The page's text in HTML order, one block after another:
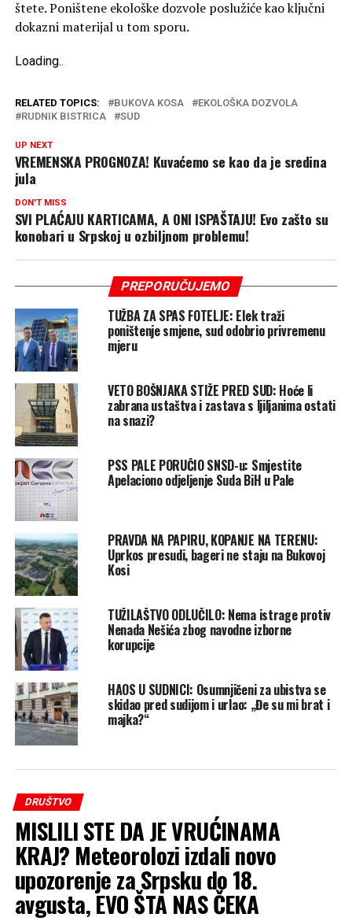
štete. Poništene ekološke dozvole poslužiće kao ključni
dokazni materijal u tom sporu.
Loading...
RELATED TOPICS: BUKOVA KOSA
EKOLOŠKA DOZVOLA
RUDNIK BISTRICA
SUD
UP NEXT
VREMENSKA PROGNOZA! Kuvaćemo se kao da je sredina
jula
DON'T MISS
SVI PLAĆAJU KARTICAMA, A ONI ISPAŠTAJU! Evo zašto su
konobari u Srpskoj u ozbiljnom problemu!
PREPORUČUJEMO
TUŽBA ZA SPAS FOTELJE: Elek traži
poništenje smjene, sud odobrio privremenu
mjeru
VETO BOŠNJAKA STIŽE PRED SUD: Hoće li
zabrana ustaštva i zastava s ljiljanima ostati
na snazi?
PSS PALE PORUČIO SNSD-u: Smjestite
Apelaciono odjeljenje Suda BiH u Pale
PRAVDA NA PAPIRU, KOPANJE NA TERENU:
Uprkos presudi, bageri ne staju na Bukovoj
Kosi
TUŽILAŠTVO ODLUČILO: Nema istrage protiv
Nenada Nešića zbog navodne izborne
korupcije
HAOS U SUDNICI: Osumnjičeni za ubistva se
skidao pred sudijom i urlao: „Đe su mi brat i
majka?“
DRUŠTVO
MISLILI STE DA JE VRUĆINAMA
KRAJ? Meteorolozi izdali novo
upozorenje za Srpsku do 18.
avgusta, EVO ŠTA NAS ČEKA